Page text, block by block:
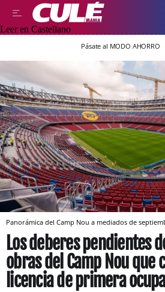
Leer en Castellano
Pásate al MODO AHORRO
Panorámica del Camp Nou a mediados de
Los deberes pendientes
obras del Camp Nou que
licencia de primera